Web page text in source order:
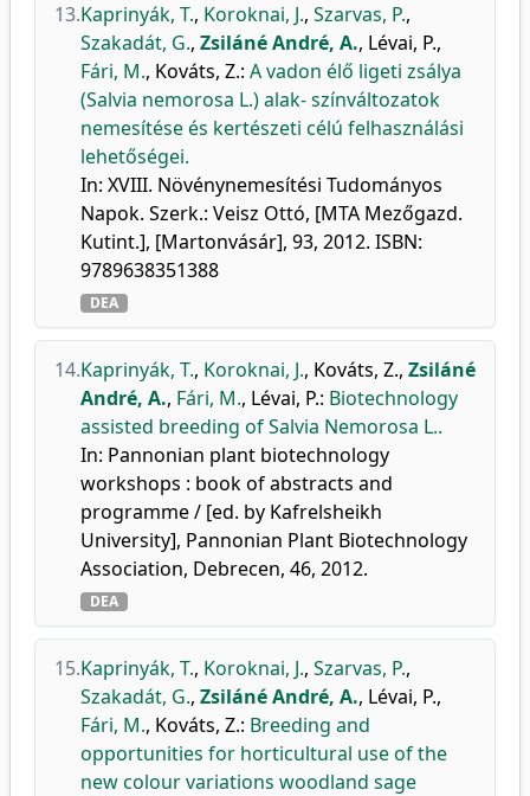
13.Kaprinyák, T., Koroknai, J., Szarvas, P.,
Szakadát, G., Zsiláné André, A., Lévai, P.,
Fári, M., Kováts, Z.: A vadon élő ligeti zsálya
(Salvia nemorosa L.) alak- színváltozatok
nemesítése és kertészeti célú felhasználási
lehetőségei.
In: XVIII. Növénynemesítési Tudományos
Napok. Szerk.: Veisz Ottó, [MTA Mezőgazd.
Kutint.], [Martonvásár], 93, 2012. ISBN:
9789638351388
DEA
14.Kaprinyák, T., Koroknai, J., Kováts, Z., Zsiláné
André, A., Fári, M., Lévai, P.: Biotechnology
assisted breeding of Salvia Nemorosa L..
In: Pannonian plant biotechnology
workshops : book of abstracts and
programme / [ed. by Kafrelsheikh
University], Pannonian Plant Biotechnology
Association, Debrecen, 46, 2012.
DEA
15.Kaprinyák, T., Koroknai, J., Szarvas, P.,
Szakadát, G., Zsiláné André, A., Lévai, P.,
Fári, M., Kováts, Z.: Breeding and
opportunities for horticultural use of the
new colour variations woodland sage